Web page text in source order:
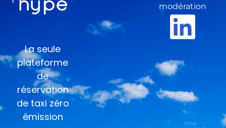
La seule
plateforme
de
réservation
de taxi zéro
émission
modération